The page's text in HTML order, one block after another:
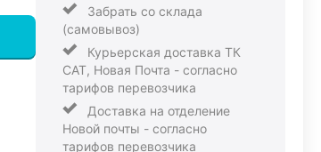
Забрать со склада
(самовывоз)
Курьерская доставка ТК
САТ, Новая Почта - согласно
тарифов перевозчика
Доставка на отделение
Новой почты - согласно
тарифов перевозчика